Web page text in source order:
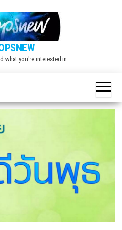
what you're interested in